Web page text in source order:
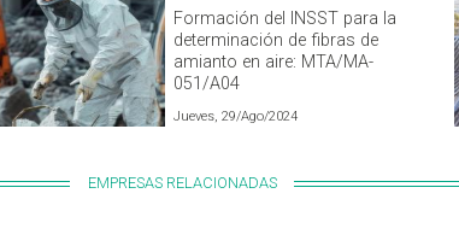
Formación del INSST para la
determinación de fibras de
amianto en aire: MTA/MA-
051/A04
Jueves, 29/Ago/2024
EMPRESAS RELACIONADAS